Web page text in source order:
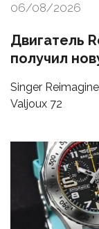
06/08/2026
Двигатель
получил
Singer
Valjoux 72